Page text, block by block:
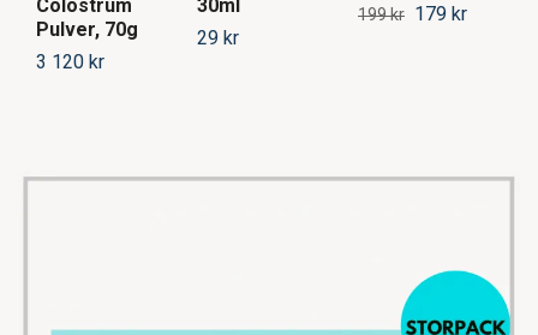
Colostrum
Pulver, 70g
3 120 kr
30ml
29 kr
199 kr 179 kr